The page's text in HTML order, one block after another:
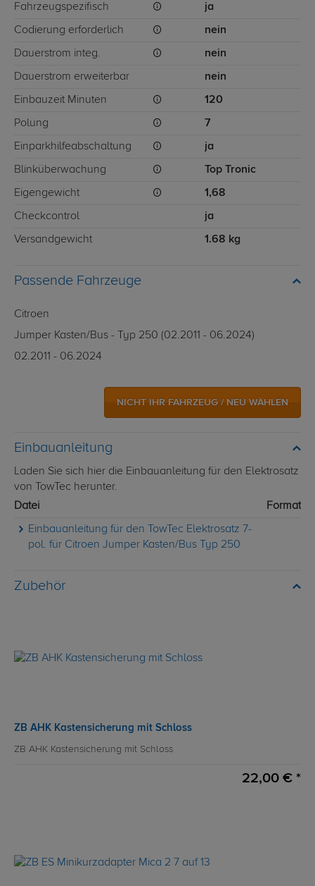
Fahrzeugspezifisch ja
Codierung erforderlich nein
Dauerstrom integ. nein
Dauerstrom erweiterbar nein
Einbauzeit Minuten 120
Polung 7
Einparkhilfeabschaltung ja
Blinküberwachung Top Tronic
Eigengewicht 1,68
Checkcontrol ja
Versandgewicht 1.68 kg
Passende Fahrzeuge
Citroen
Jumper Kasten/Bus - Typ 250 (02.2011 - 06.2024)
02.2011 - 06.2024
NICHT IHR FAHRZEUG / NEU WÄHLEN
Einbauanleitung
Laden Sie sich hier die Einbauanleitung für den Elektrosatz
von TowTec herunter.
Datei
Format
Einbauanleitung für den TowTec Elektrosatz 7-
pol. für Citroen Jumper Kasten/Bus Typ 250
Zubehör
ZB AHK Kastensicherung mit Schloss
ZB AHK Kastensicherung mit Schloss
22,00 € *